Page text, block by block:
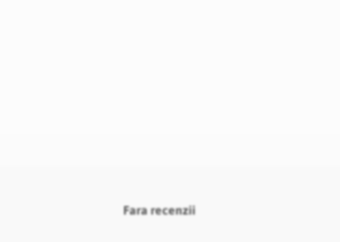
Fara recenzii